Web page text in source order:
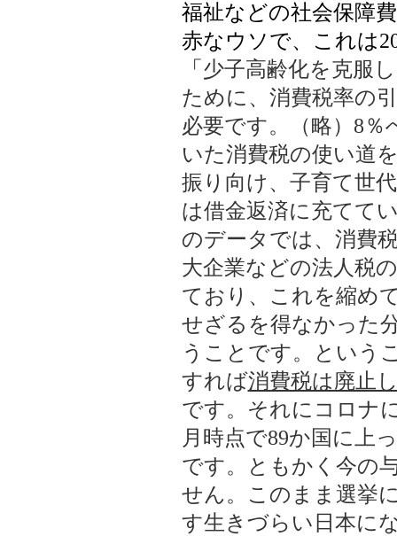
福祉などの社会保障
赤なウソで、これは
「 少子高齢化を克服
ために、消費税率の
必要です。（略） 8％
いた消費税の使い道
振り向け、子育て世
は借金返済に充てて
のデータでは、消費
大企業などの法人税
ており、これを縮め
せざるを得なかった
うことです。という
すれば消費税は廃止
です。それにコロナ
月時点で89か国に上
です。ともかく今の
せん。このまま選挙
す生きづらい日本に